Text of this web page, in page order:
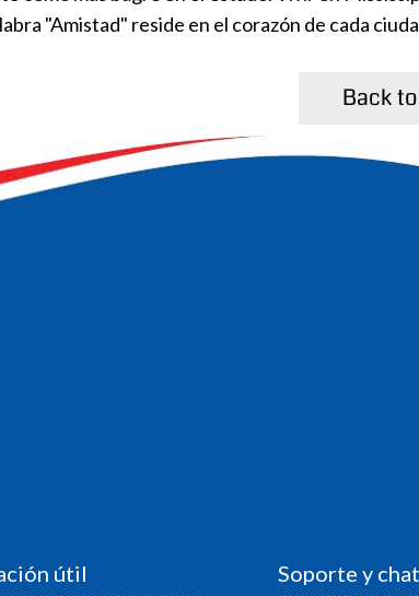
"Amistad" reside en el corazón de cada
Back
útil Soporte y